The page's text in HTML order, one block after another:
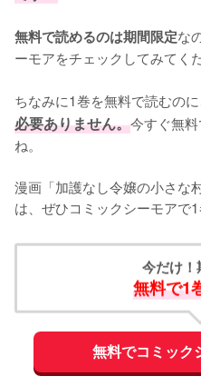
無料で読めるのは期間限定な
ーモアをチェックしてみてくだ
ちなみに1巻を無料で読むのに
必要ありません。今すぐ無
ね。
漫画「加護なし令嬢の小さな
は、ぜひコミックシーモアで
今だけ！
無料で1
無料でコミック